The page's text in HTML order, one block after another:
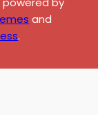
and
.